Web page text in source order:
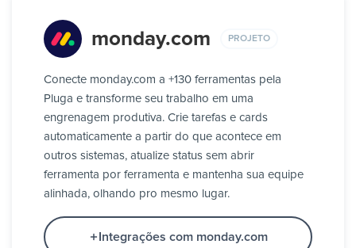
monday.com PROJETO
Conecte monday.com a +130 ferramentas pela
Pluga e transforme seu trabalho em uma
engrenagem produtiva. Crie tarefas e cards
automaticamente a partir do que acontece em
outros sistemas, atualize status sem abrir
ferramenta por ferramenta e mantenha sua equipe
alinhada, olhando pro mesmo lugar.
Integrações com monday.com